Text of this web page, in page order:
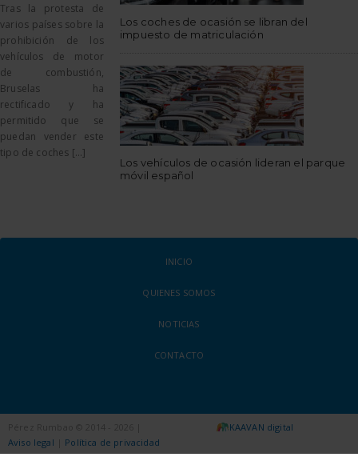
Tras la protesta de
varios países sobre la
prohibición de los
vehículos de motor
de combustión,
Bruselas ha
rectificado y ha
permitido que se
puedan vender este
tipo de coches [...]
Los coches de ocasión se libran del
impuesto de matriculación
Los vehículos de ocasión lideran el parque
móvil español
INICIO
QUIENES SOMOS
NOTICIAS
CONTACTO
Aviso legal
Política de privacidad
KAAVAN digital